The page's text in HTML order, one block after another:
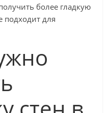
более гладкую
подходит для